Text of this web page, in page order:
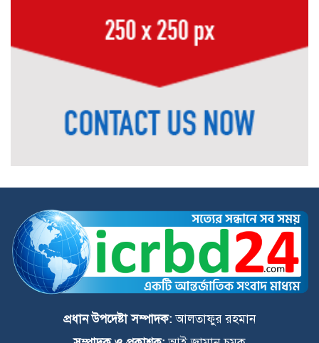
বীরগঞ্জে মাদক মুক্ত সমাজ গঠনে প্রীতি
জাকির হোসেনের ৬ মাসের জেল
প্রধান উপদেষ্টা সম্পাদক:আলতাফুর রহমান